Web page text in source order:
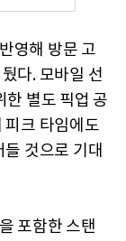
영해 방문 고
다. 모바일 선
한 별도 픽업 공
피크 타임에도
것으로 기대
포함한 스탠